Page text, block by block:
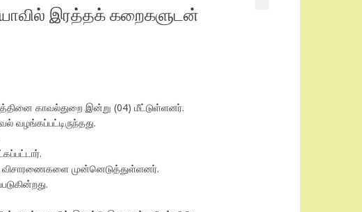
இரத்தக் கறைகளுடன்
காவல்துறை இன்று (04) மீட்டுள்ளனர்.
வழங்கப்பட்டிருந்தது.
விசாரணைகளை முன்னெடுத்துள்ளனர்.